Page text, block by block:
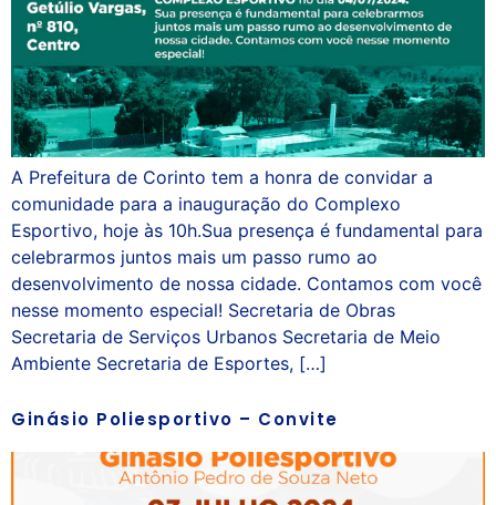
A Prefeitura de Corinto tem a honra de convidar a
comunidade para a inauguração do Complexo
Esportivo, hoje às 10h.Sua presença é fundamental para
celebrarmos juntos mais um passo rumo ao
desenvolvimento de nossa cidade. Contamos com você
nesse momento especial! Secretaria de Obras
Secretaria de Serviços Urbanos Secretaria de Meio
Ambiente Secretaria de Esportes, […]
Ginásio Poliesportivo – Convite